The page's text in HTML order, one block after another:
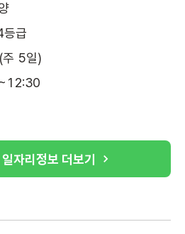
등급
5일)
일자리정보 더보기